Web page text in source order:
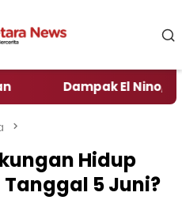
Dampak El Nino,
Hidup
5 Juni?